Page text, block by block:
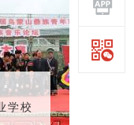
学校